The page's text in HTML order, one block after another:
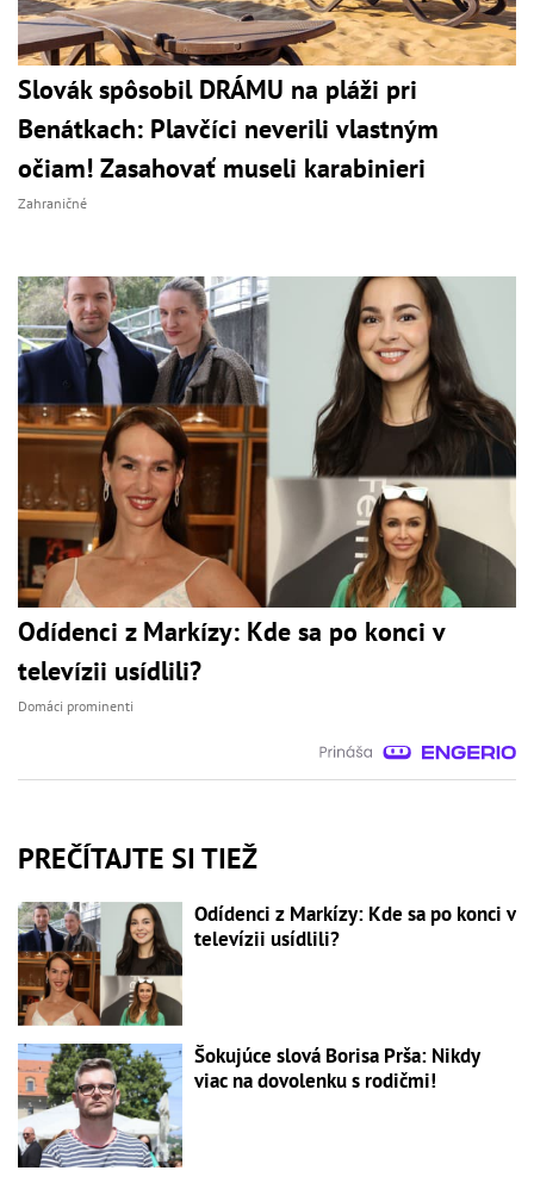
Slovák spôsobil DRÁMU na pláži pri
Benátkach: Plavčíci neverili vlastným
očiam! Zasahovať museli karabinieri
Zahraničné
Odídenci z Markízy: Kde sa po konci v
televízii usídlili?
Domáci prominenti
PREČÍTAJTE SI TIEŽ
Odídenci z Markízy: Kde sa po konci v
televízii usídlili?
Šokujúce slová Borisa Prša: Nikdy
viac na dovolenku s rodičmi!